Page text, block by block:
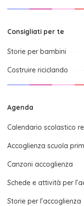
Consigliati per te
Storie per bambini
Costruire riciclando
Agenda
Calendario scolastico
Accoglienza scuola
Canzoni accoglienza
Schede e attività per
Storie per l’accoglienza